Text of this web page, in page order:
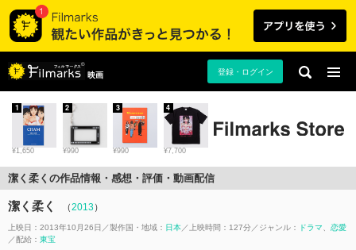
映画 登録・ログイン
¥1,650
1
¥990
2
¥990
3
¥7,700
4
潔く柔くの作品情報・感想・評価・動画配信
潔く柔く （2013）
上映日：2013年10月26日 製作国・地域： 日本 上映時間：127分 ジャンル： ドラマ
恋愛
配給： 東宝